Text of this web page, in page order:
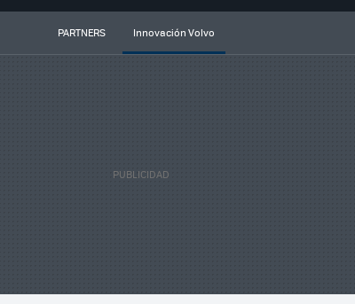
PARTNERS Innovación Volvo